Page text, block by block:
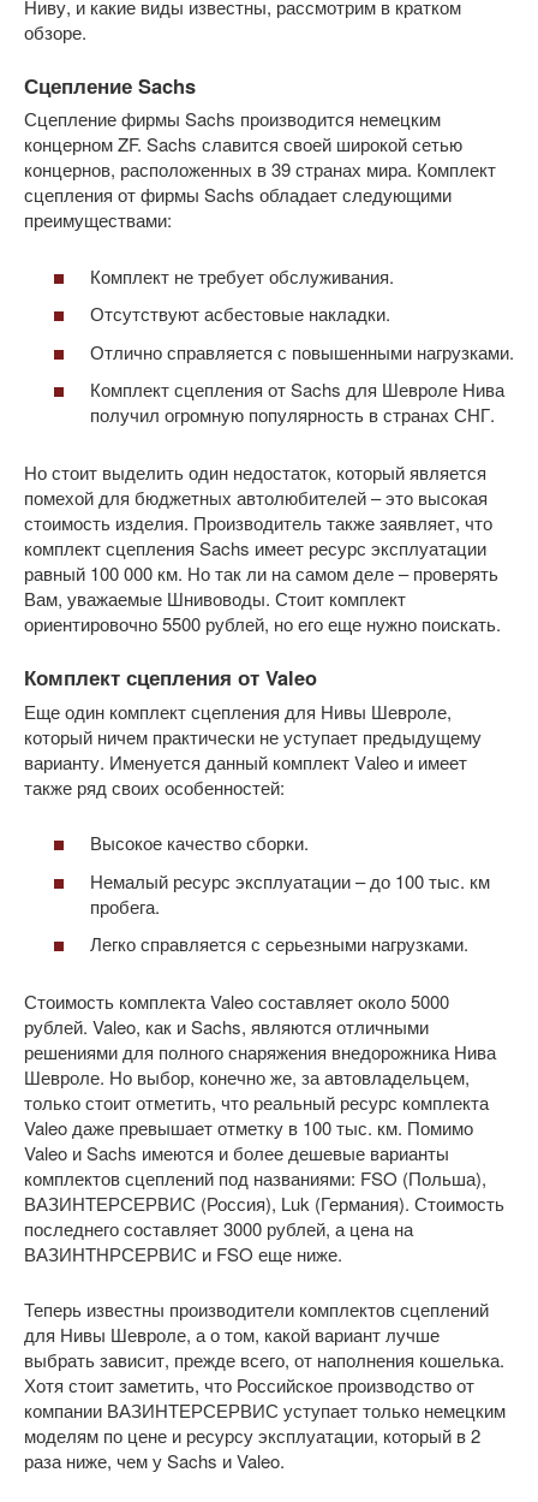
Ниву, и какие виды известны, рассмотрим в кратком
обзоре.
Сцепление Sachs
Сцепление фирмы Sachs производится немецким
концерном ZF. Sachs славится своей широкой сетью
концернов, расположенных в 39 странах мира. Комплект
сцепления от фирмы Sachs обладает следующими
преимуществами:
Комплект не требует обслуживания.
Отсутствуют асбестовые накладки.
Отлично справляется с повышенными нагрузками.
Комплект сцепления от Sachs для Шевроле Нива
получил огромную популярность в странах СНГ.
Но стоит выделить один недостаток, который является
помехой для бюджетных автолюбителей – это высокая
стоимость изделия. Производитель также заявляет, что
комплект сцепления Sachs имеет ресурс эксплуатации
равный 100 000 км. Но так ли на самом деле – проверять
Вам, уважаемые Шнивоводы. Стоит комплект
ориентировочно 5500 рублей, но его еще нужно поискать.
Комплект сцепления от Valeo
Еще один комплект сцепления для Нивы Шевроле,
который ничем практически не уступает предыдущему
варианту. Именуется данный комплект Vаleo и имеет
также ряд своих особенностей:
Высокое качество сборки.
Немалый ресурс эксплуатации – до 100 тыс. км
пробега.
Легко справляется с серьезными нагрузками.
Стоимость комплекта Valeo составляет около 5000
рублей. Valeo, как и Sachs, являются отличными
решениями для полного снаряжения внедорожника Нива
Шевроле. Но выбор, конечно же, за автовладельцем,
только стоит отметить, что реальный ресурс комплекта
Valeo даже превышает отметку в 100 тыс. км. Помимо
Valeo и Sachs имеются и более дешевые варианты
комплектов сцеплений под названиями: FSO (Польша),
ВАЗИНТЕРСЕРВИС (Россия), Luk (Германия). Стоимость
последнего составляет 3000 рублей, а цена на
ВАЗИНТНРСЕРВИС и FSO еще ниже.
Теперь известны производители комплектов сцеплений
для Нивы Шевроле, а о том, какой вариант лучше
выбрать зависит, прежде всего, от наполнения кошелька.
Хотя стоит заметить, что Российское производство от
компании ВАЗИНТЕРСЕРВИС уступает только немецким
моделям по цене и ресурсу эксплуатации, который в 2
раза ниже, чем у Sachs и Valeo.